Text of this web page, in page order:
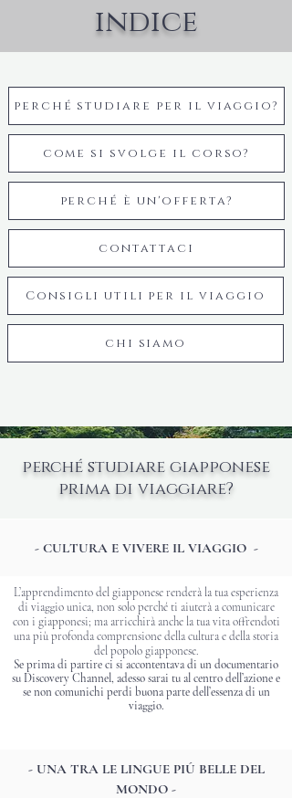
indice
perché studiare per il viaggio?
come si svolge il corso?
perché è un'offerta?
contattaci
Consigli utili per il viaggio
chi siamo
perché studiare giapponese
prima di viaggiare?
- CULTURA E VIVERE IL VIAGGIO -
L’apprendimento del giapponese renderà la tua esperienza
di viaggio unica, non solo perché ti aiuterà a comunicare
con i giapponesi; ma arricchirà anche la tua vita offrendoti
una più profonda comprensione della cultura e della storia
del popolo giapponese.
Se prima di partire ci si accontentava di un documentario
su Discovery Channel, adesso sarai tu al centro dell’azione e
se non comunichi perdi buona parte dell’essenza di un
viaggio.
- UNA TRA LE LINGUE PIÚ BELLE DEL
MONDO -